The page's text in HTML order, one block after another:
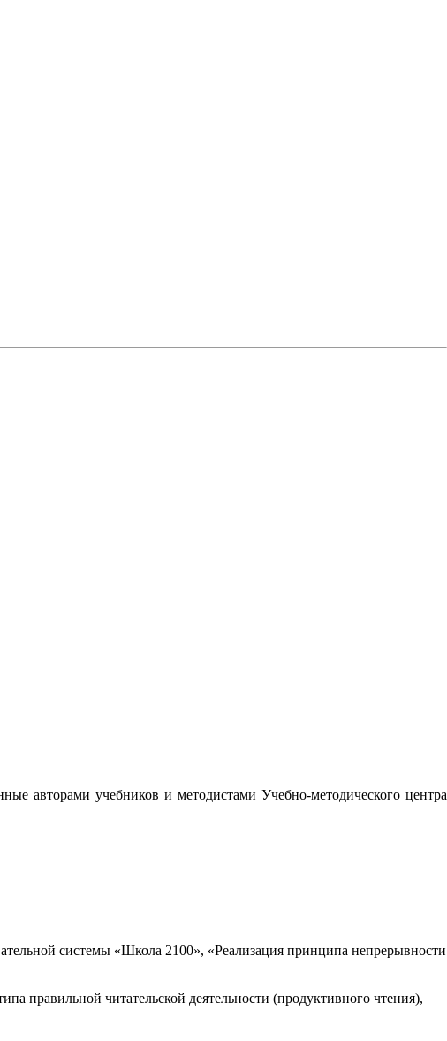
авторами учебников и методистами Учебно-методического центра
системы «Школа 2100», «Реализация принципа непрерывности
правильной читательской деятельности (продуктивного чтения),